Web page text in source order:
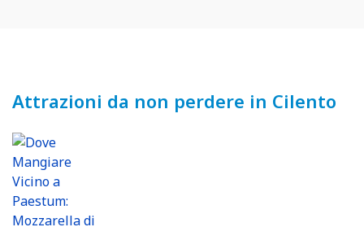
Attrazioni da non perdere in Cilento